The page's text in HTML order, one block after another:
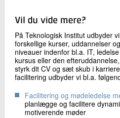
Vil du vide mere?
På Teknologisk Institut udbyder
forskellige kurser, uddannelser
niveauer indenfor bl.a. IT,
kursus eller den
styrk dit CV og sæt skub i
facilitering udbyder vi bl.a.
Facilitering og mødeledelse
planlægge og facilitere
motiverende møder